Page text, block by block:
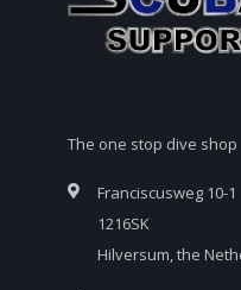
The one stop dive shop
Franciscusweg 10-1
1216SK
Hilversum, the